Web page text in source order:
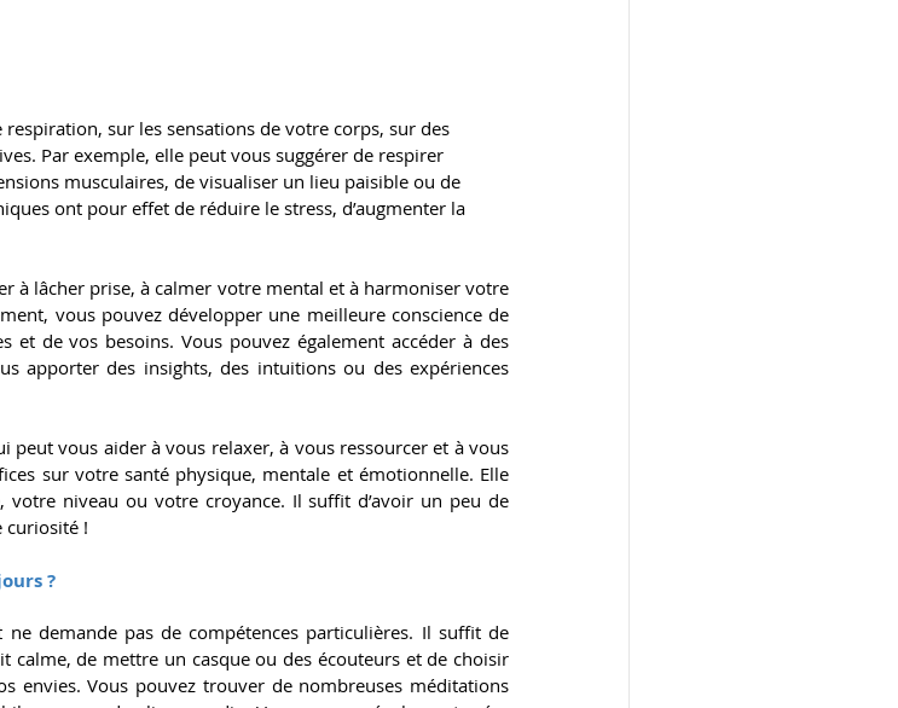
sur les sensations de votre corps, sur des
Par exemple, elle peut vous suggérer de respirer
musculaires, de visualiser un lieu paisible ou de
ont pour effet de réduire le stress, d’augmenter la
à lâcher prise, à calmer votre mental et à harmoniser votre
vous pouvez développer une meilleure conscience de
et de vos besoins. Vous pouvez également accéder à des
apporter des insights, des intuitions ou des expériences
vous aider à vous relaxer, à vous ressourcer et à vous
sur votre santé physique, mentale et émotionnelle. Elle
votre niveau ou votre croyance. Il suffit d’avoir un peu de
curiosité !
?
demande pas de compétences particulières. Il suffit de
de mettre un casque ou des écouteurs et de choisir
envies. Vous pouvez trouver de nombreuses méditations